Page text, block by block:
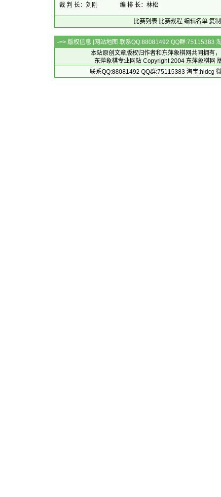
裁 判 长：刘刚
编 排 长：林松
比赛列表 比赛规程 编辑名单 复
-=> 版权信息 [网站地图 联系QQ:88081492 QQ群:75115383
本站原创文章版权归作者和 东萍象棋网共同拥有
东萍象棋专业网站 Copyright 2004 东萍象棋网
联系QQ:88081492 QQ群:75115383 淘宝:hldcg